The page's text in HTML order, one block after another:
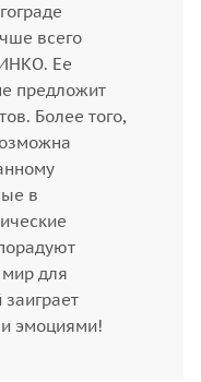
всего
Ее
предложит
Более того,
в
для
эмоциями!